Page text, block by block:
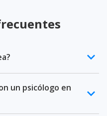
keyboard_arrow_down
psicológica a
todos nuestros
un psicólogo en
keyboard_arrow_down